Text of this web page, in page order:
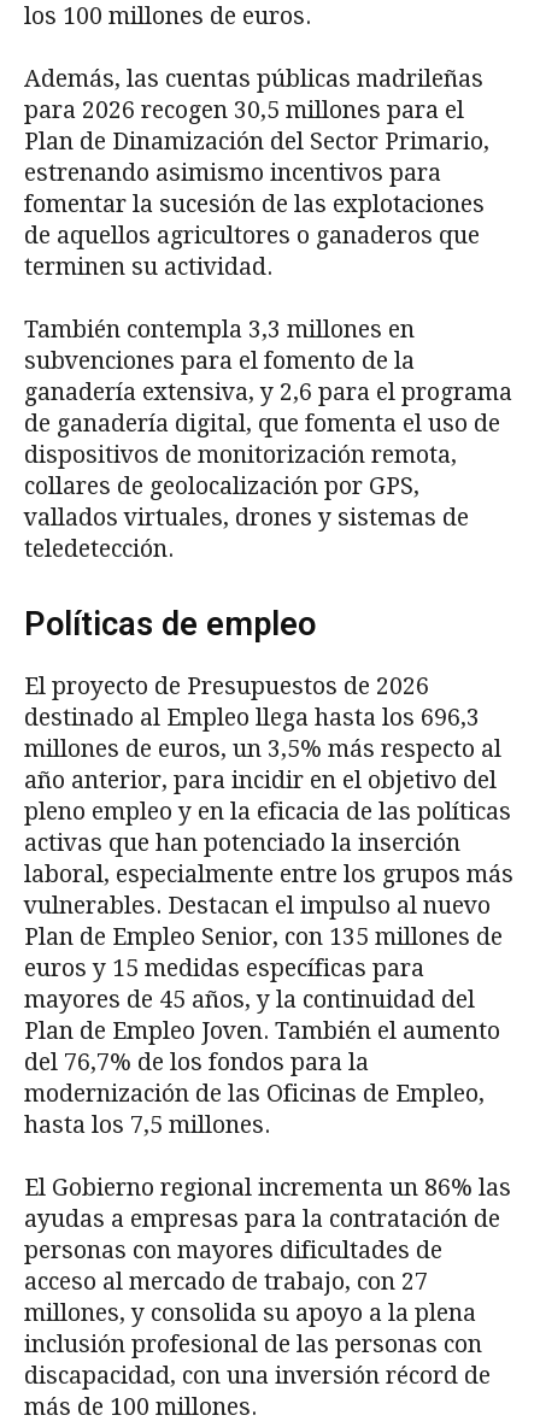
los 100 millones de euros.
Además, las cuentas públicas madrileñas
para 2026 recogen 30,5 millones para el
Plan de Dinamización del Sector Primario,
estrenando asimismo incentivos para
fomentar la sucesión de las explotaciones
de aquellos agricultores o ganaderos que
terminen su actividad.
También contempla 3,3 millones en
subvenciones para el fomento de la
ganadería extensiva, y 2,6 para el programa
de ganadería digital, que fomenta el uso de
dispositivos de monitorización remota,
collares de geolocalización por GPS,
vallados virtuales, drones y sistemas de
teledetección.
Políticas de empleo
El proyecto de Presupuestos de 2026
destinado al Empleo llega hasta los 696,3
millones de euros, un 3,5% más respecto al
año anterior, para incidir en el objetivo del
pleno empleo y en la eficacia de las políticas
activas que han potenciado la inserción
laboral, especialmente entre los grupos más
vulnerables. Destacan el impulso al nuevo
Plan de Empleo Senior, con 135 millones de
euros y 15 medidas específicas para
mayores de 45 años, y la continuidad del
Plan de Empleo Joven. También el aumento
del 76,7% de los fondos para la
modernización de las Oficinas de Empleo,
hasta los 7,5 millones.
El Gobierno regional incrementa un 86% las
ayudas a empresas para la contratación de
personas con mayores dificultades de
acceso al mercado de trabajo, con 27
millones, y consolida su apoyo a la plena
inclusión profesional de las personas con
discapacidad, con una inversión récord de
más de 100 millones.